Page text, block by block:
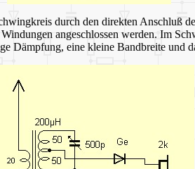
durch den direkten Anschluß
angeschlossen werden. Im
Dämpfung, eine kleine Bandbreite und